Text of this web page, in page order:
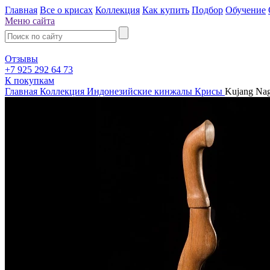
Главная Все о крисах Коллекция Как купить Подбор Обучение
Меню сайта
Отзывы
+7 925 292 64 73
К покупкам
Главная Коллекция Индонезийские кинжалы Крисы Kujang